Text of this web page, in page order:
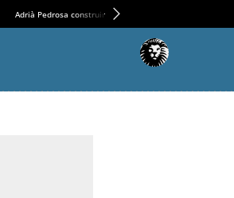
Adrià Pedrosa construirá la nueva residencia en el